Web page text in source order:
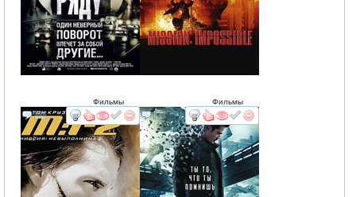
Фильмы
смотретьинтересует
Фильмы
смотретьинтересует